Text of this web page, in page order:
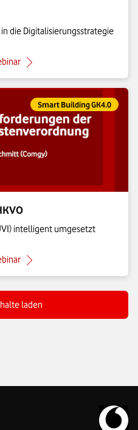
die Digitalisierungsstrategie
: Smarte Thermostate
Eintrag gehört zur Kategorie:
Smart Building GK4.0
intelligent umgesetzt
: Herausforderungen der HKVO
laden
Zur